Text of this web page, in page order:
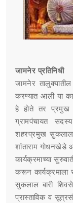
जामनेर प्रतिनिधी
जामनेर
करण्यात आली या
हे होते तर प्रमुख
ग्रामपंचायत
शहरप्रमुख सुकलाल
शांताराम गोधनखेडे
कार्यक्रमाच्या
करून कार्यक्रमाला
सुकलाल बारी
प्रास्ताविक व